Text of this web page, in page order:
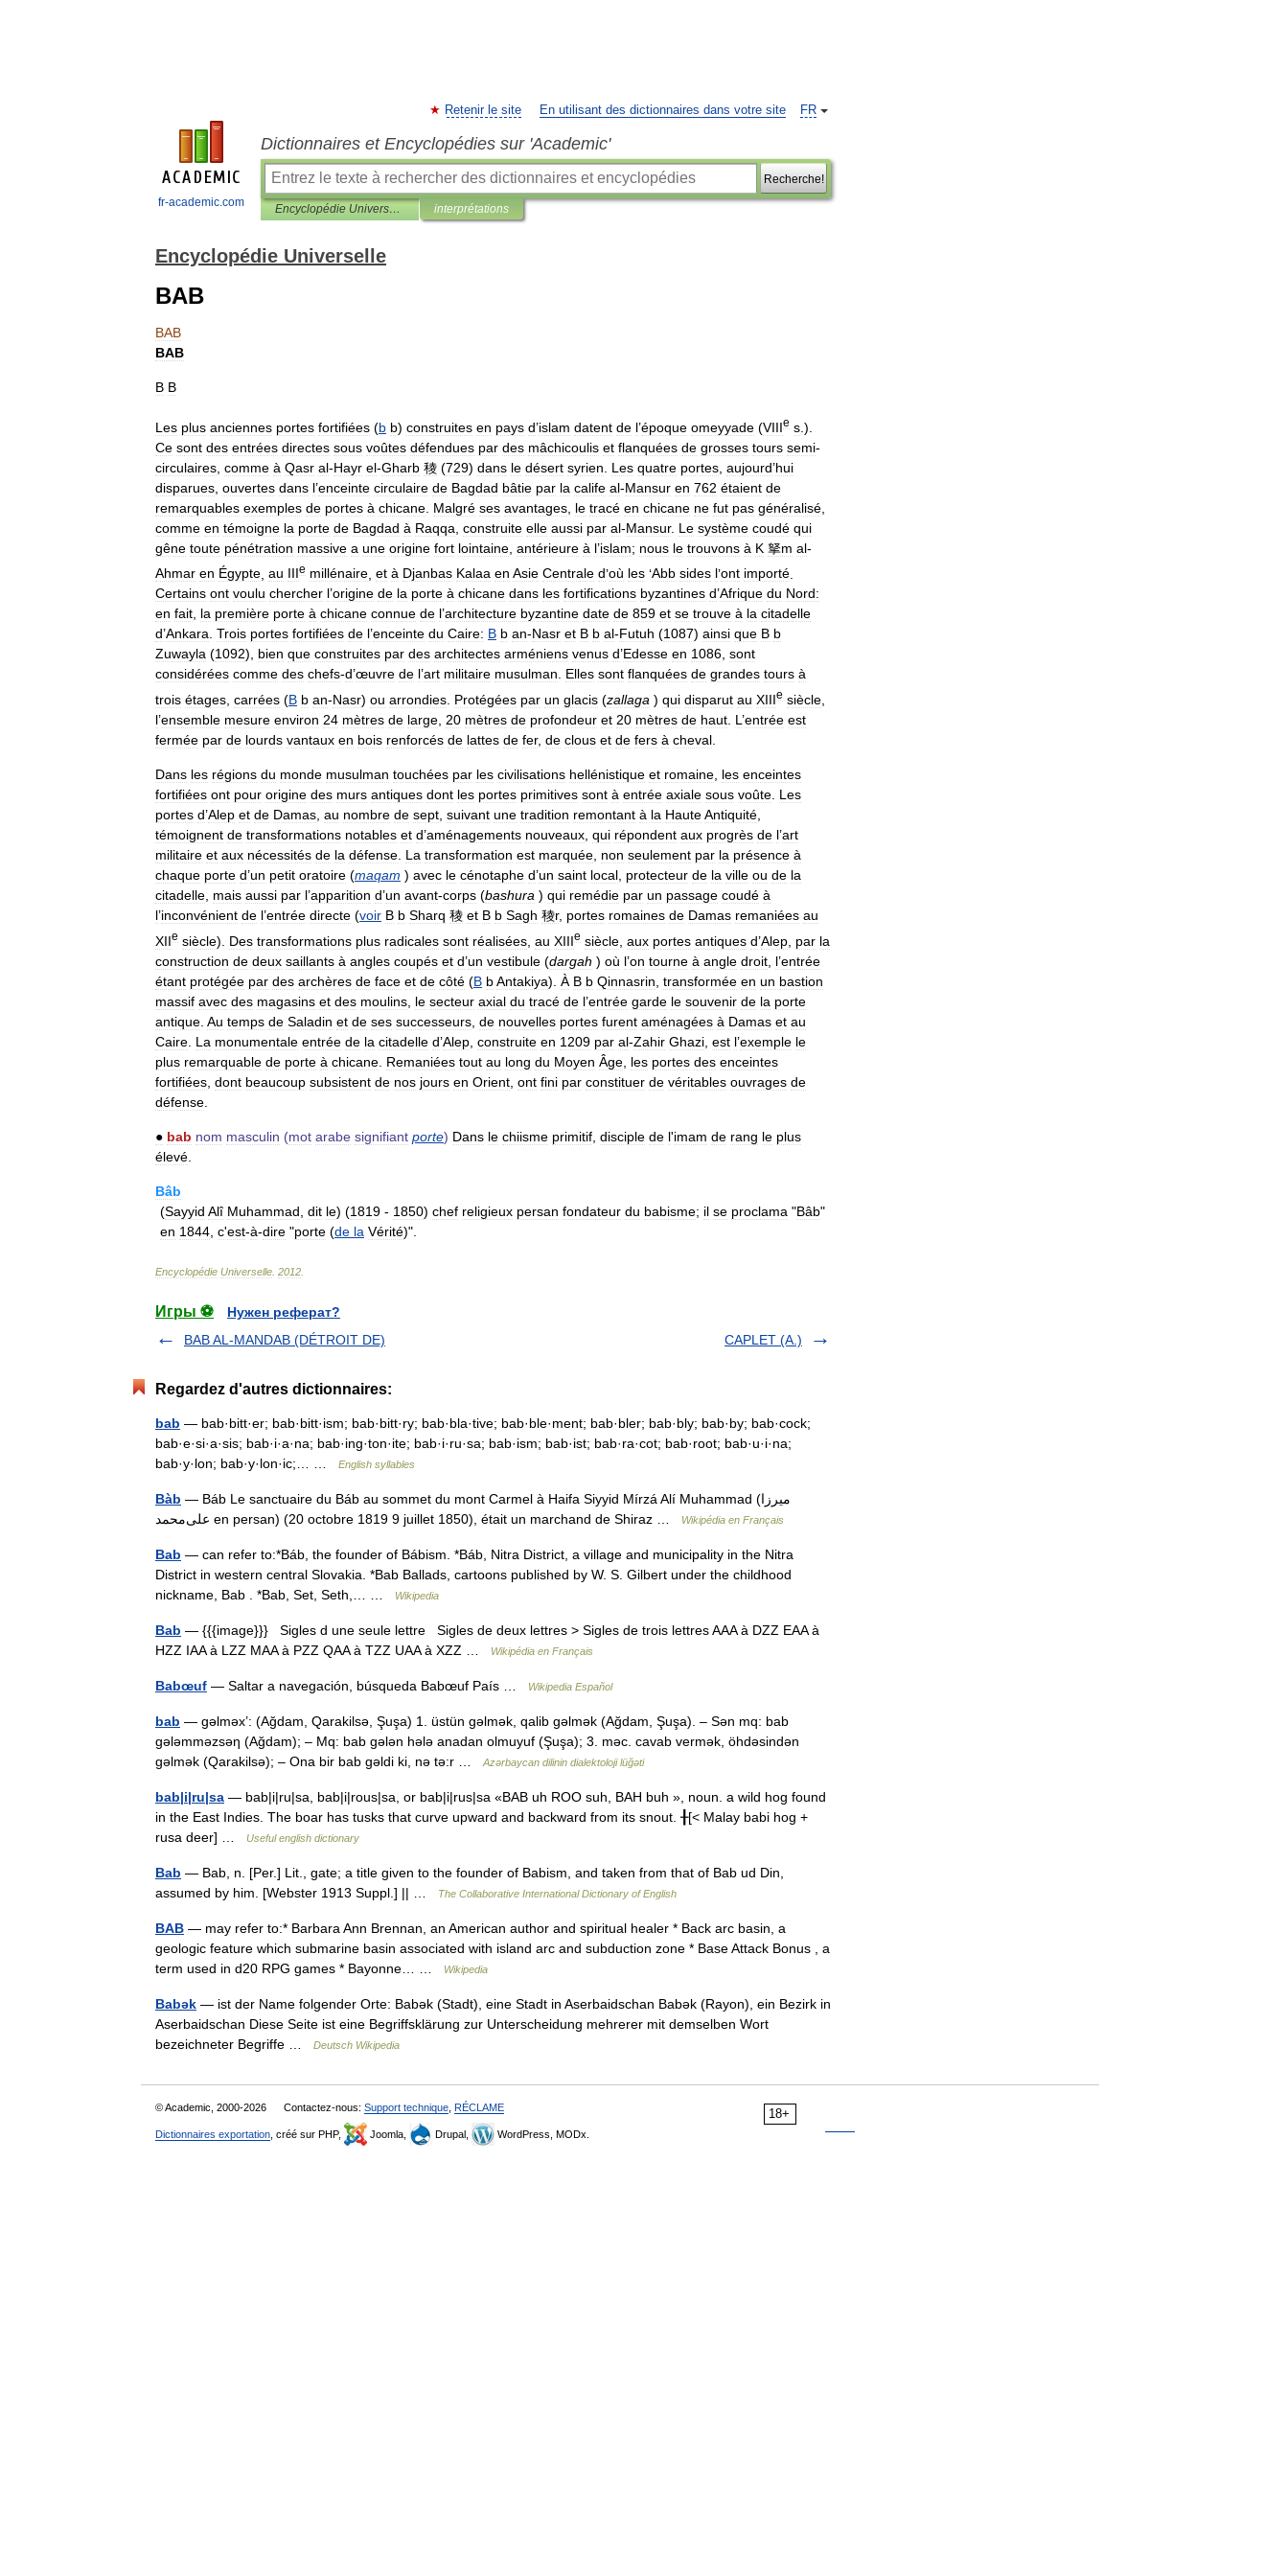
fr-academic.com
FR
Retenir le site En utilisant des dictionnaires dans votre site
Dictionnaires et Encyclopédies sur 'Academic'
Recherche!
Encyclopédie Universelle interprétations
Encyclopédie Universelle
BAB
BAB
BAB
B B
Les plus anciennes portes fortifiées (b b) construites en pays d’islam datent de l’époque omeyyade (VIIIe s .).
Ce sont des entrées directes sous voûtes défendues par des mâchicoulis et flanquées de grosses tours semi-
circulaires comme à Qasr al-Hayr el-Gharb 稜 (729) dans le désert syrien Les quatre portes aujourd’hui
disparues ouvertes dans l’enceinte circulaire de Bagdad bâtie par la calife al-Mansur en 762 étaient de
remarquables exemples de portes à chicane Malgré ses avantages le tracé en chicane ne fut pas généralisé
comme en témoigne la porte de Bagdad à Raqqa construite elle aussi par al-Mansur. Le système coudé qui
gêne toute pénétration massive a une origine fort lointaine antérieure à l’islam; nous le trouvons à K 拏m al-
Ahmar en Égypte au IIIe millénaire et à Djanbas Kalaa en Asie Centrale d’où les ‘Abb sides l’ont importé
Certains ont voulu chercher l’origine de la porte à chicane dans les fortifications byzantines d’Afrique du Nord:
en fait, la première porte à chicane connue de l’architecture byzantine date de 859 et se trouve à la citadelle
d’Ankara. Trois portes fortifiées de l’enceinte du Caire: B b an-Nasr et B b al-Futuh (1087) ainsi que B b
Zuwayla (1092), bien que construites par des architectes arméniens venus d’Edesse en 1086, sont
considérées comme des chefs-d’œuvre de l’art militaire musulman. Elles sont flanquées de grandes tours à
trois étages carrées (B b an-Nasr) ou arrondies Protégées par un glacis (zallaga ) qui disparut au XIIIe siècle
l’ensemble mesure environ 24 mètres de large 20 mètres de profondeur et 20 mètres de haut L ’entrée est
fermée par de lourds vantaux en bois renforcés de lattes de fer, de clous et de fers à cheval
Dans les régions du monde musulman touchées par les civilisations hellénistique et romaine les enceintes
fortifiées ont pour origine des murs antiques dont les portes primitives sont à entrée axiale sous voûte Les
portes d’Alep et de Damas au nombre de sept suivant une tradition remontant à la HauteAntiquité
témoignent de transformations notables et d’aménagements nouveaux qui répondent aux progrès de l’art
militaire et aux nécessités de la défense La transformation est marquée non seulement par la présence à
chaque porte d’un petit oratoire (maqam ) avec le cénotaphe d’un saint local protecteur de la ville ou de la
citadelle mais aussi par l’apparition d’un avant-corps (bashura ) qui remédie par un passage coudé à
l’inconvénient de l’entrée directe (voir B b Sharq 稜 et B b Sagh 稜r, portes romaines de Damas remaniées au
XIIe siècle). Des transformations plus radicales sont réalisées au XIIIe siècle aux portes antiques d’Alep par la
construction de deux saillants à angles coupés et d’un vestibule (dargah ) où l’on tourne à angle droit l’entrée
étant protégée par des archères de face et de côté (B bAntakiya). À B b Qinnasrin transformée en un bastion
massif avec des magasins et des moulins le secteur axial du tracé de l’entrée garde le souvenir de la porte
antique Au temps de Saladin et de ses successeurs de nouvelles portes furent aménagées à Damas et au
Caire La monumentale entrée de la citadelle d’Alep construite en 1209 par al-Zahir Ghazi est l’exemple le
plus remarquable de porte à chicane Remaniées tout au long du Moyen Âge les portes des enceintes
fortifiées dont beaucoup subsistent de nos jours en Orient ont fini par constituer de véritables ouvrages de
défense
● bab nom masculin (mot arabe signifiant porte) Dans le chiisme primitif disciple de l'imam de rang le plus
élevé
Bâb
(Sayyid Alî Muhammad dit le) (1819 - 1850) chef religieux persan fondateur du babisme; il se proclama "Bâb"
en 1844 c'est-à-dire "porte (de la Vérité)".
Encyclopédie Universelle 2012
Игры ⚽
Нужен реферат?
BAB AL-MANDAB (DÉTROIT DE)
CAPLET (A.)
Regardez d'autres dictionnaires:
bab — bab·bitt·er; bab·bitt·ism; bab·bitt·ry; bab·bla·tive; bab·ble·ment; bab·bler; bab·bly; bab·by; bab·cock;
bab·e·si·a·sis; bab·i·a·na; bab·ing·ton·ite; bab·i·ru·sa; bab·ism; bab·ist; bab·ra·cot; bab·root; bab·u·i·na;
bab·y·lon; bab·y·lon·ic;… …
English syllables
Bàb — Báb Le sanctuaire du Báb au sommet du mont Carmel à Haifa Siyyid Mírzá Alí Muhammad (میرزا
علی‌محمد en persan) (20 octobre 1819 9 juillet 1850), était un marchand de Shiraz …
Wikipédia en Français
Bab — can refer to:*Báb, the founder of Bábism. *Báb, Nitra District, a village and municipality in the Nitra
District in western central Slovakia. *Bab Ballads, cartoons published by W. S. Gilbert under the childhood
nickname, Bab . *Bab, Set, Seth,… …
Wikipedia
Bab — {{{image}}} Sigles d une seule lettre Sigles de deux lettres > Sigles de trois lettres AAA à DZZ EAA à
HZZ IAA à LZZ MAA à PZZ QAA à TZZ UAA à XZZ …
Wikipédia en Français
Babœuf — Saltar a navegación, búsqueda Babœuf País … Wikipedia Español
bab — gəlməx’: (Ağdam, Qarakilsə, Şuşa) 1. üstün gəlmək, qalib gəlmək (Ağdam, Şuşa). – Sən mq: bab
gələmməzsəη (Ağdam); – Mq: bab gələn hələ anadan olmuyuf (Şuşa); 3. məc. cavab vermək, öhdəsindən
gəlmək (Qarakilsə); – Ona bir bab gəldi ki, nə tə:r …
Azərbaycan dilinin dialektoloji lüğəti
bab|i|ru|sa — bab|i|ru|sa, bab|i|rous|sa, or bab|i|rus|sa «BAB uh ROO suh, BAH buh », noun. a wild hog found
in the East Indies. The boar has tusks that curve upward and backward from its snout. ╂[< Malay babi hog +
rusa deer] …
Useful english dictionary
Bab — Bab, n. [Per.] Lit., gate; a title given to the founder of Babism, and taken from that of Bab ud Din,
assumed by him. [Webster 1913 Suppl.] || …
The Collaborative International Dictionary of English
BAB — may refer to:* Barbara Ann Brennan, an American author and spiritual healer * Back arc basin, a
geologic feature which submarine basin associated with island arc and subduction zone * Base Attack Bonus , a
term used in d20 RPG games * Bayonne… …
Wikipedia
Babək — ist der Name folgender Orte: Babək (Stadt), eine Stadt in Aserbaidschan Babək (Rayon), ein Bezirk in
Aserbaidschan Diese Seite ist eine Begriffsklärung zur Unterscheidung mehrerer mit demselben Wort
bezeichneter Begriffe …
Deutsch Wikipedia
18+
© Academic, 2000-2026 Contactez-nous: Support technique RÉCLAME
Dictionnaires exportation , créé sur PHP, Joomla, Drupal, WordPress, MODx.